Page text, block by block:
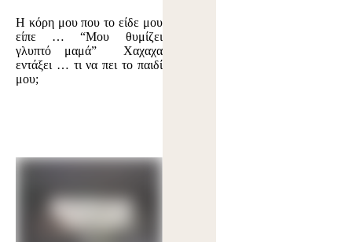
Η κόρη μου που το είδε μου
είπε … “Μου θυμίζει
γλυπτό μαμά” Χαχαχα
εντάξει … τι να πει το παιδί
μου;